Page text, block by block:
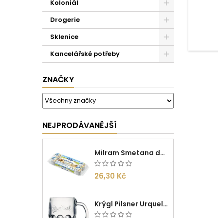
Koloniál
Drogerie
Sklenice
Kancelářské potřeby
ZNAČKY
NEJPRODÁVANĚJŠÍ
Milram Smetana do kávy Irish Cream 14g/10ks
26,30 Kč
Krýgl Pilsner Urquell 0,5l
o